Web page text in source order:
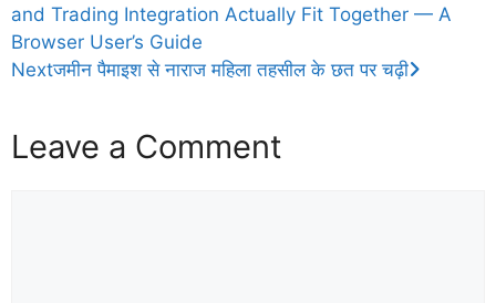
and Trading Integration Actually Fit Together — A
Browser User’s Guide
Nextजमीन पैमाइश से नाराज महिला तहसील के छत पर चढ़ी
Leave a Comment